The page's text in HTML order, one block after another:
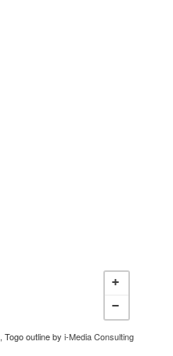
, Togo outline by i-Media Consulting